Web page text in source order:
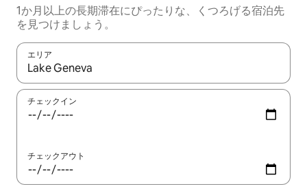
1か月以上の長期滞在にぴったりな、くつろげる宿泊先
を見つけましょう。
エリア
検索結果が表示されたら、上下の矢印キーを使って移動するか
チェックイン
チェックアウト